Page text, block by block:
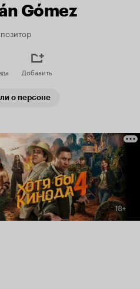
Gómez
Добавить
о персоне